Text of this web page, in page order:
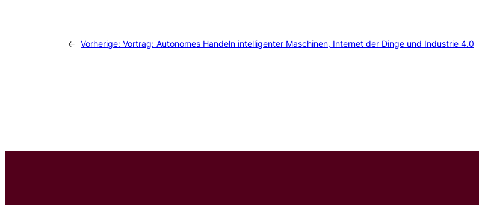
← Vorherige: Vortrag: Autonomes Handeln intelligenter Maschinen, Internet der Dinge und Industrie 4.0